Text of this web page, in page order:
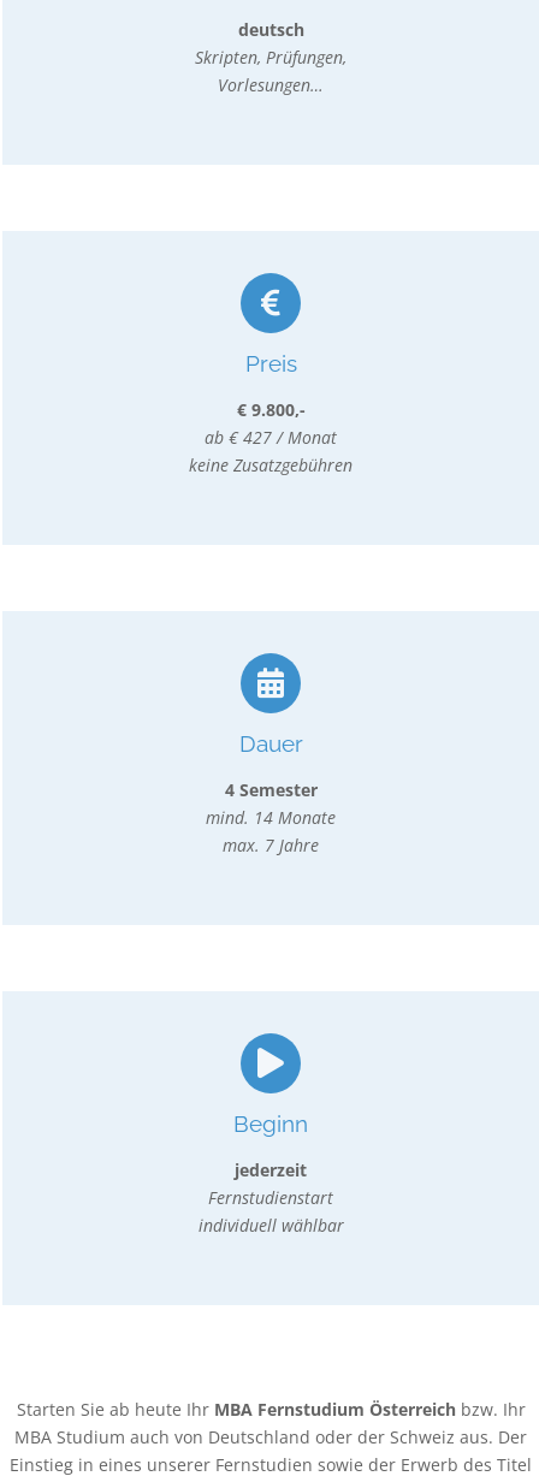
deutsch
Skripten, Prüfungen,
Vorlesungen…
Preis
€ 9.800,-
ab € 427 / Monat
keine Zusatzgebühren
Dauer
4 Semester
mind. 14 Monate
max. 7 Jahre
Beginn
jederzeit
Fernstudienstart
individuell wählbar
Starten Sie ab heute Ihr MBA Fernstudium Österreichbzw. Ihr
MBA Studium auch von Deutschland oder der Schweiz aus. Der
Einstieg in eines unserer Fernstudien sowie der Erwerb des Titel